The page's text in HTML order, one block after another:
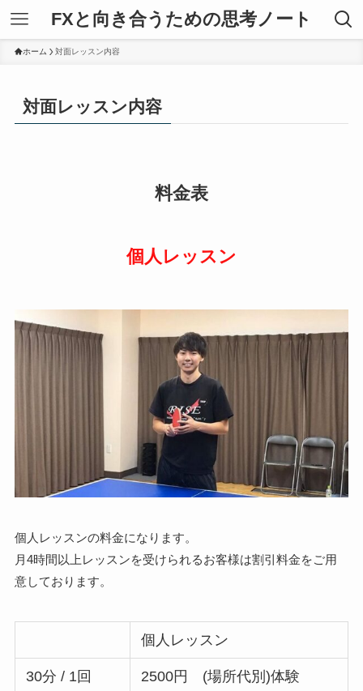
FXと向き合うための思考ノート
ホーム 対面レッスン内容
対面レッスン内容
料金表
個人レッスン
個人レッスンの料金になります。
月4時間以上レッスンを受けられるお客様は割引料金をご用
意しております。
個人レッスン
30分 / 1回 2500円 (場所代別)体験